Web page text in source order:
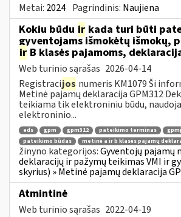
Metai: 2024 Pagrindinis: Naujiena
Kokiu būdu ir kada turi būti
gyventojams išmokėtų išmokų,
ir B klasės pajamoms,
Web turinio sąrašas 2026-04-14
Registracijos numeris KM1079 Ši
Metinė pajamų deklaracija GPM312
teikiama tik elektroniniu būdu,
elektroninio...
eds gpm gpm312 pateikimo terminas
pateikimo būdas
metinė a ir b klasės pajamų
žinyno kategorijos:Gyventojų pajamų
deklaracijų ir pažymų teikimas VMI ir
skyrius) » Metinė pajamų deklaracija
Atmintinė
Web turinio sąrašas 2022-04-19